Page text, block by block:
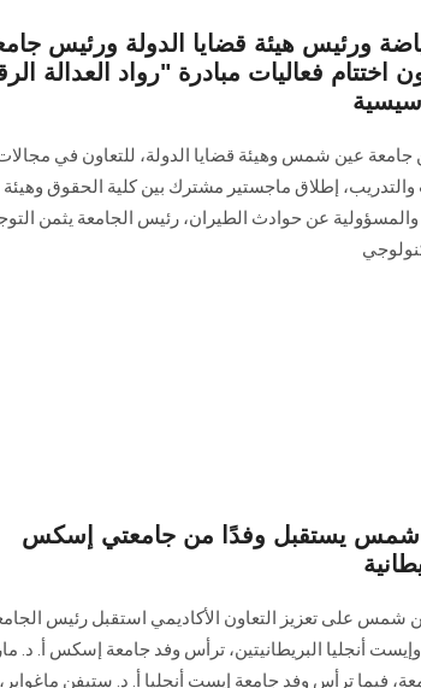
ورئيس هيئة قضايا الدولة ورئيس
فعاليات مبادرة "رواد العدالة
جامعة عين شمس وهيئة قضايا الدولة، للتعاون في
والتدريب، إطلاق ماجستير مشترك بين كلية الحقوق وهيئة
عن حوادث الطيران، رئيس الجامعة يثمن
شمس يستقبل وفدًا من جامعتي إسكس
على تعزيز التعاون الأكاديمي استقبل رئيس
أنجليا البريطانيتين، ترأس وفد جامعة إسكس أ. د.
فيما ترأس وفد جامعة إيست أنجليا أ. د. ستيفن